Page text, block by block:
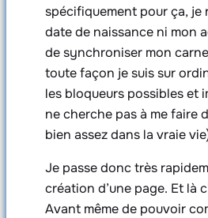
spécifiquement pour ça, je
date de naissance ni mon
de synchroniser mon
toute façon je suis sur
les bloqueurs possibles et
ne cherche pas à me faire
bien assez dans la vraie
Je passe donc très
création d’une page. Et là
Avant même de pouvoir